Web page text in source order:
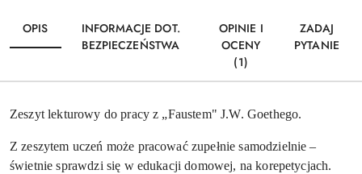
OPIS
INFORMACJE DOT.
BEZPIECZEŃSTWA
OPINIE I
OCENY
(1)
ZADAJ
PYTANIE
Zeszyt lekturowy do pracy z „Faustem" J.W. Goethego.
Z zeszytem uczeń może pracować zupełnie samodzielnie –
świetnie sprawdzi się w edukacji domowej, na korepetycjach.